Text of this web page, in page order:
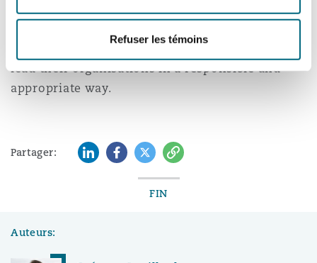
Refuser les témoins
litigation not just focused on the airlines as
lead their organisations in a responsible and
appropriate way.
Partager: LinkedInFacebook
TwitterCopy
FIN
Auteurs: